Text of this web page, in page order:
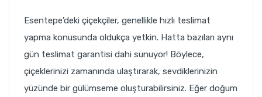
Esentepe'deki çiçekçiler, genellikle hızlı teslimat
yapma konusunda oldukça yetkin. Hatta bazıları aynı
gün teslimat garantisi dahi sunuyor! Böylece,
çiçeklerinizi zamanında ulaştırarak, sevdiklerinizin
yüzünde bir gülümseme oluşturabilirsiniz. Eğer doğum